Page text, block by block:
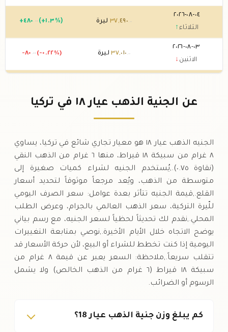
٠٤-٠٨-٢٠٢٦
الثلاثاء ↑
٣٧,٤٩٠ .٠٠ ليرة +٤٨٠ .٠٠ (+١.٣%)
٠٣-٠٨-٢٠٢٦
الاثنين ↓
٣٧,٠١٠ .٠٠ ليرة -٨٠ .٠٠ (-٠.٢٢%)
٣٧,٠٨٠.٠٠ ليرة
عن الجنية الذهب عيار ١٨ في تركيا
الجنيه الذهب عيار ١٨ هو معيار تجاري شائع في تركيا، يساوي
٨ غرام من سبيكة ١٨ قيراط، منها ٦ غرام من الذهب النقي
(نقاوة ٠.٧٥).,يُستخدم الجنيه لشراء كميات صغيرة إلى
متوسطة من الذهب، ويُعد مرجعاً موثوقاً لتحديد أسعار
القلع.,قيمة الجنيه تتأثر بعدة عوامل: سعر الصرف اليومي
للّيرة التركية، سعر الذهب العالمي بالجرام، وعرض الطلب
المحلي.,نقدم لك تحديثاً لحظياً لسعر الجنيه، مع رسم بياني
يوضح الاتجاه خلال الأيام الأخيرة.,نوصي بمتابعة التغييرات
اليومية إذا كنت تخطط للشراء أو البيع، لأن حركة الأسعار قد
تتقلب سريعاً.,ملاحظة: السعر يعبر عن قيمة ٨ غرام من
سبيكة ١٨ قيراط (٦ غرام من الذهب الخالص) ولا يشمل
الرسوم أو الضرائب.
كم يبلغ وزن جنية الذهب عيار 18؟